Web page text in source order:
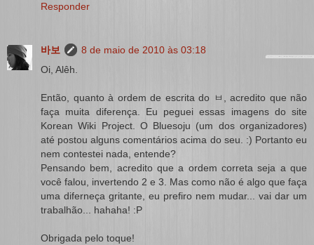
Responder
바보
8 de maio de 2010 às 03:18
Oi, Alêh.
Então, quanto à ordem de escrita do ㅂ, acredito que não
faça muita diferença. Eu peguei essas imagens do site
Korean Wiki Project. O Bluesoju (um dos organizadores)
até postou alguns comentários acima do seu. :) Portanto eu
nem contestei nada, entende?
Pensando bem, acredito que a ordem correta seja a que
você falou, invertendo 2 e 3. Mas como não é algo que faça
uma diferneça gritante, eu prefiro nem mudar... vai dar um
trabalhão... hahaha! :P
Obrigada pelo toque!